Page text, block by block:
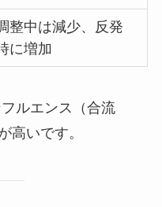
整中は減少、反発
に増加
ルエンス（合流
高いです。